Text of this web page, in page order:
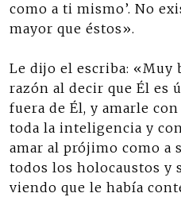
como a ti mismo’. No
mayor que éstos».
Le dijo el escriba: «Muy
razón al decir que Él es
fuera de Él, y amarle
toda la inteligencia y
amar al prójimo como a
todos los holocaustos y
viendo que le había